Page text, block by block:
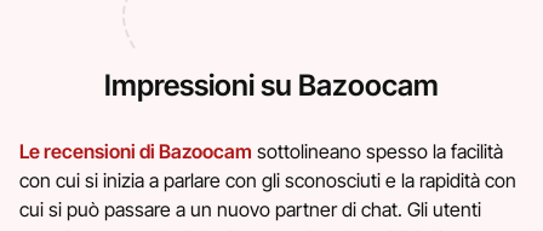
Impressioni su Bazoocam
Le recensioni di Bazoocam sottolineano spesso la facilità
con cui si inizia a parlare con gli sconosciuti e la rapidità con
cui si può passare a un nuovo partner di chat. Gli utenti